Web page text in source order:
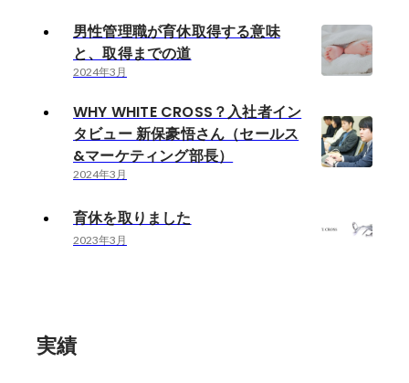
男性管理職が育休取得する意味
と、取得までの道
2024年3月
WHY WHITE CROSS？入社者イン
タビュー 新保豪悟さん（セールス
&マーケティング部長）
2024年3月
育休を取りました
2023年3月
実績